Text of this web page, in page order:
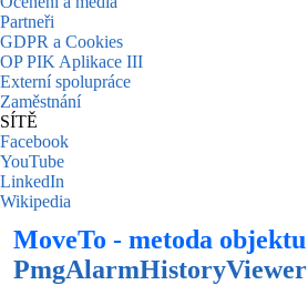
Partneři
GDPR a Cookies
OP PIK Aplikace III
Externí spolupráce
Zaměstnání
SÍTĚ
Facebook
YouTube
LinkedIn
Wikipedia
MoveTo - metoda objektu
PmgAlarmHistoryViewer